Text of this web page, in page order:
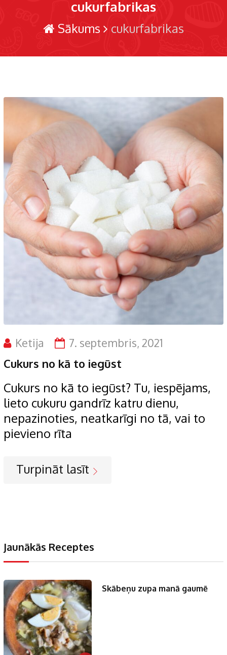
cukurfabrikas
Sākums cukurfabrikas
Ketija 7. septembris, 2021
Cukurs no kā to iegūst
Cukurs no kā to iegūst? Tu, iespējams,
lieto cukuru gandrīz katru dienu,
nepazinoties, neatkarīgi no tā, vai to
pievieno rīta
Turpināt lasīt
Jaunākās Receptes
Skābeņu zupa manā gaumē